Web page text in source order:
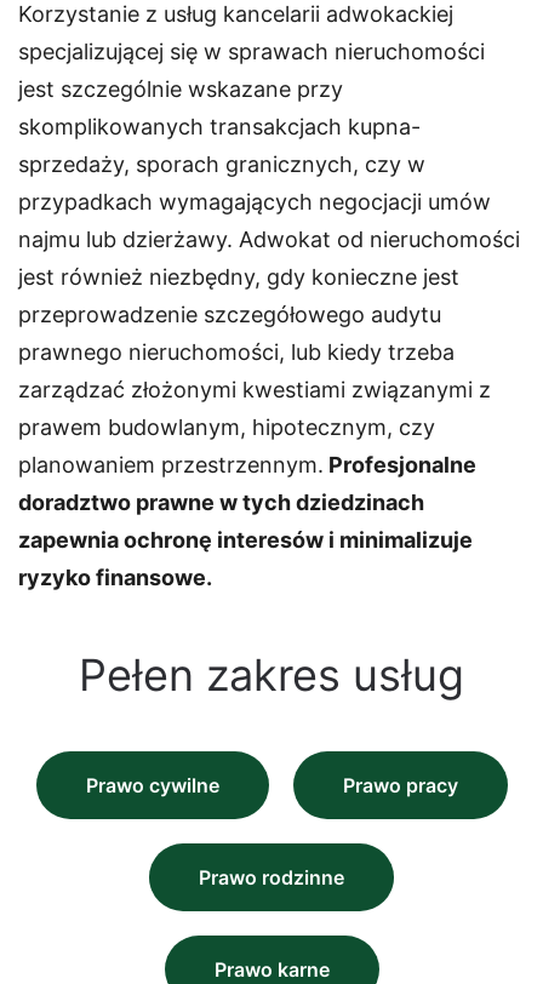
Korzystanie z usług kancelarii adwokackiej
specjalizującej się w sprawach nieruchomości
jest szczególnie wskazane przy
skomplikowanych transakcjach kupna-
sprzedaży, sporach granicznych, czy w
przypadkach wymagających negocjacji umów
najmu lub dzierżawy. Adwokat od nieruchomości
jest również niezbędny, gdy konieczne jest
przeprowadzenie szczegółowego audytu
prawnego nieruchomości, lub kiedy trzeba
zarządzać złożonymi kwestiami związanymi z
prawem budowlanym, hipotecznym, czy
planowaniem przestrzennym. Profesjonalne
doradztwo prawne w tych dziedzinach
zapewnia ochronę interesów i minimalizuje
ryzyko finansowe.
Pełen zakres usług
Prawo cywilne Prawo pracy
Prawo rodzinne
Prawo karne